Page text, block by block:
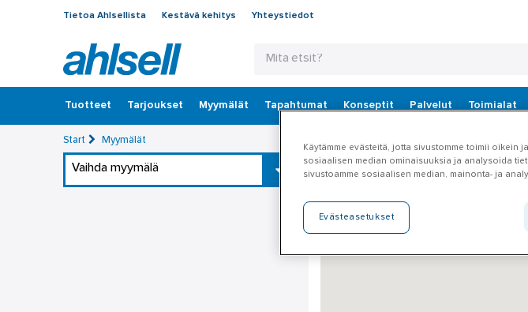
Tietoa Ahlsellista Kestävä kehitys Yhteystiedot
Tuotteet ‎Tarjoukset Myymälät Tapahtumat Konseptit Palvelut Toimialat
Start Myymälät
Vaihda myymälä
Käytämme evästeitä, jotta sivustomme toimii
sosiaalisen median ominaisuuksia ja analysoida
sivustoamme sosiaalisen median, mainonta- ja
Evästeasetukset